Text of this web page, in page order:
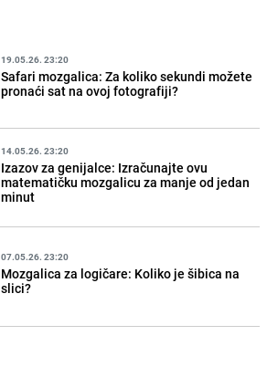
19.05.26. 23:20
Safari mozgalica: Za koliko sekundi možete
pronaći sat na ovoj fotografiji?
14.05.26. 23:20
Izazov za genijalce: Izračunajte ovu
matematičku mozgalicu za manje od jedan
minut
07.05.26. 23:20
Mozgalica za logičare: Koliko je šibica na
slici?